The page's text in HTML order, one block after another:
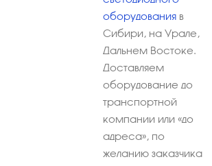
оборудования в
Сибири, на Урале,
Дальнем Востоке.
Доставляем
оборудование до
транспортной
компании или «до
адреса», по
желанию заказчика